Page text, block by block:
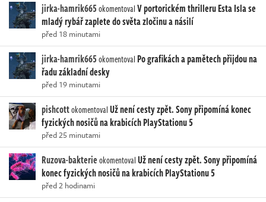
jirka-hamrik665okomentovalV portorickém thrilleru Esta Isla se
mladý rybář zaplete do světa zločinu a násilí
před 18 minutami
jirka-hamrik665okomentoval Po grafikách a pamětech přijdou na
řadu základní desky
před 19 minutami
pishcottokomentovalUž není cesty zpět. Sony připomíná konec
fyzických nosičů na krabicích PlayStationu 5
před 25 minutami
Ruzova-bakterieokomentovalUž není cesty zpět. Sony připomíná
konec fyzických nosičů na krabicích PlayStationu 5
před 2 hodinami